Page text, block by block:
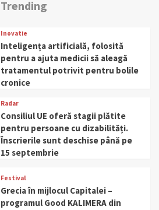
Trending
Inovatie
Inteligența artificială, folosită
pentru a ajuta medicii să aleagă
tratamentul potrivit pentru bolile
cronice
Radar
Consiliul UE oferă stagii plătite
pentru persoane cu dizabilități.
Înscrierile sunt deschise până pe
15 septembrie
Festival
Grecia în mijlocul Capitalei –
programul Good KALIMERA din